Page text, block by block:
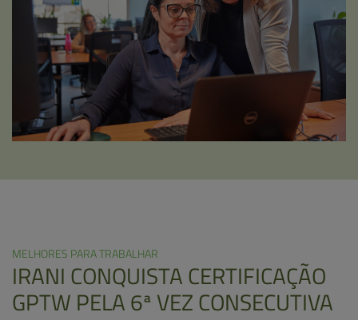
MELHORES PARA TRABALHAR
IRANI CONQUISTA CERTIFICAÇÃO
GPTW PELA 6ª VEZ CONSECUTIVA